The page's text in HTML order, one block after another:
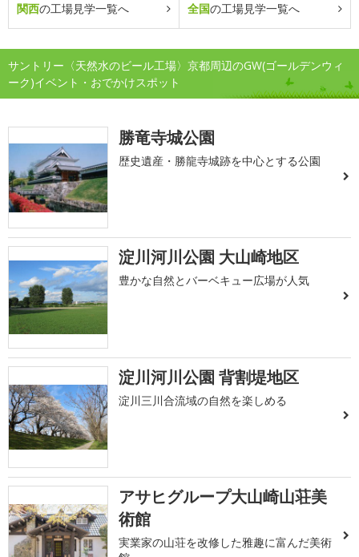
関西の工場見学一覧へ 全国の工場見学一覧へ
サントリー〈天然水のビール工場〉京都周辺のGW(ゴールデンウィ
ーク)イベント・おでかけスポット
勝竜寺城公園
歴史遺産・勝龍寺城跡を中心とする公園
淀川河川公園 大山崎地区
豊かな自然とバーベキュー広場が人気
淀川河川公園 背割堤地区
淀川三川合流域の自然を楽しめる
アサヒグループ大山崎山荘美
術館
実業家の山荘を改修した雅趣に富んだ美術